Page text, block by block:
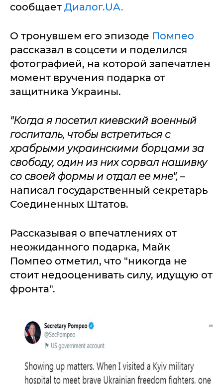
сообщает Диалог.UA.
О тронувшем его эпизоде Помпео
рассказал в соцсети и поделился
фотографией, на которой запечатлен
момент вручения подарка от
защитника Украины.
"Когда я посетил киевский военный
госпиталь, чтобы встретиться с
храбрыми украинскими борцами за
свободу, один из них сорвал нашивку
со своей формы и отдал ее мне", –
написал государственный секретарь
Соединенных Штатов.
Рассказывая о впечатлениях от
неожиданного подарка, Майк
Помпео отметил, что "никогда не
стоит недооценивать силу, идущую от
фронта".